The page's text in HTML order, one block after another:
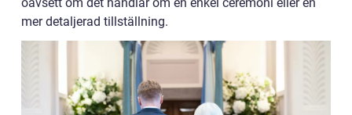
mer detaljerad tillställning.